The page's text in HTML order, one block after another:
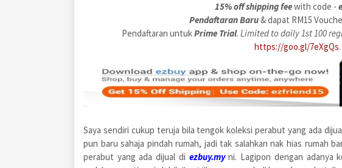
15% off shipping feewith code -
Pendaftaran Baru& dapat RM15
Pendaftaran untukPrime Trial.Limited to daily 1st 100
https://goo.gl/7eXgQs.
Saya sendiri cukup teruja bila tengok koleksi perabut yang ada
pun baru sahaja pindah rumah, jadi tak salahkan nak hias rumah
perabut yang ada dijual di ezbuy.my ni. Lagipon dengan adanya